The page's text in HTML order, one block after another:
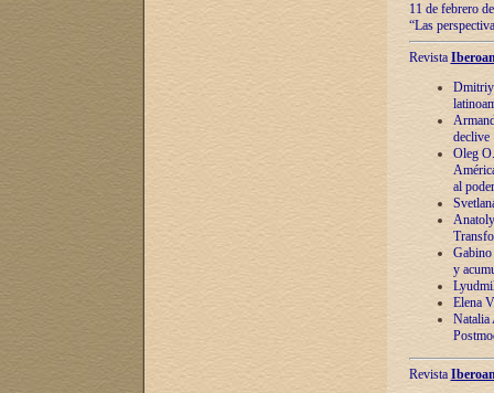
11 de febrero
“Las
Revista
Dmitriy
declive
Oleg
al poder
y
Elena
Natalia
Revista